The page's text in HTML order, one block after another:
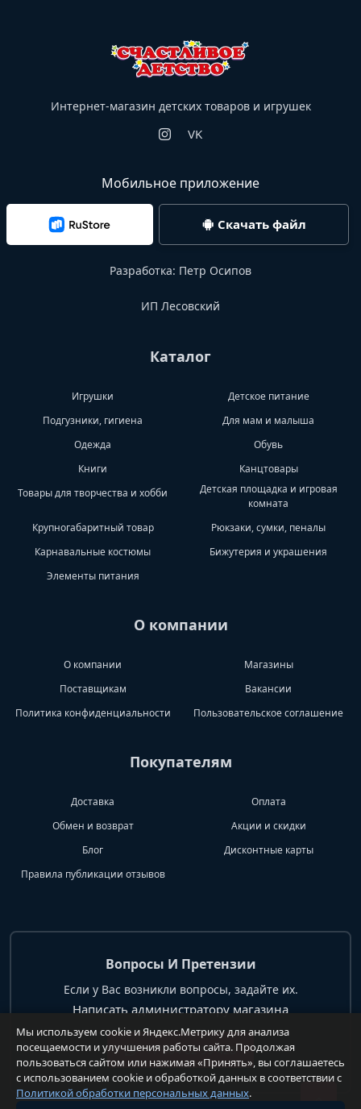
Интернет-магазин детских товаров и игрушек
VK
Мобильное приложение
Скачать файл
Разработка: Петр Осипов
ИП Лесовский
Каталог
Игрушки
Детское питание
Подгузники, гигиена
Для мам и малыша
Одежда
Обувь
Книги
Канцтовары
Товары для творчества и хобби
Детская площадка и игровая
комната
Крупногабаритный товар
Рюкзаки, сумки, пеналы
Карнавальные костюмы
Бижутерия и украшения
Элементы питания
О компании
О компании
Магазины
Поставщикам
Вакансии
Политика конфиденциальности
Пользовательское соглашение
Покупателям
Доставка
Оплата
Обмен и возврат
Акции и скидки
Блог
Дисконтные карты
Правила публикации отзывов
Вопросы И Претензии
Если у Вас возникли вопросы, задайте их.
Написать администратору магазина
+7 904 62 99 428
Мы используем cookie и Яндекс.Метрику для анализа
посещаемости и улучшения работы сайта. Продолжая
пользоваться сайтом или нажимая «Принять», вы соглашаетесь
с использованием cookie и обработкой данных в соответствии с
Политикой обработки персональных данных.